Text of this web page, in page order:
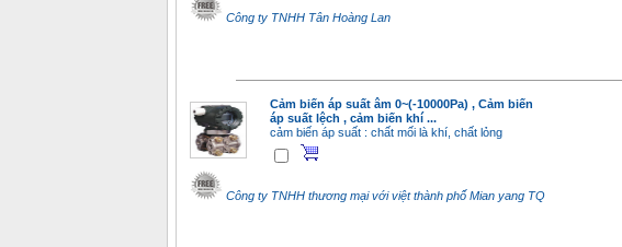
Công ty TNHH Tân Hoàng Lan
Cảm biến áp suất âm 0~(-10000Pa) , Cảm biến
áp suất lệch , cảm biến khí ...
cảm biến áp suất : chất mối là khí, chất lỏng
Công ty TNHH thương mại với việt thành phố Mian yang TQ